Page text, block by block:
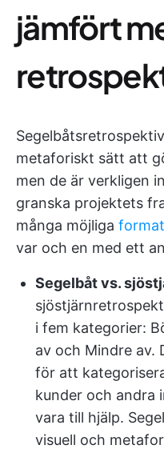
jämfört
metaforiskt sätt att
men de är verkligen
granska projektets
många möjliga
var och en med ett
Segelbåt vs.
i fem kategorier:
av och Mindre av.
för att
kunder och andra
vara till hjälp.
visuell och